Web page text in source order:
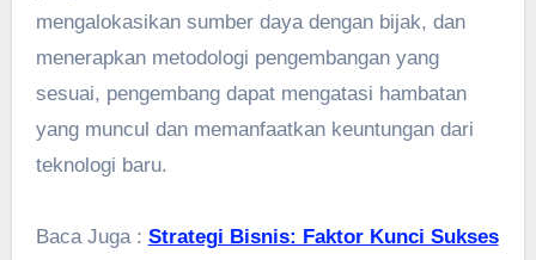
mengalokasikan sumber daya dengan bijak, dan
menerapkan metodologi pengembangan yang
sesuai, pengembang dapat mengatasi hambatan
yang muncul dan memanfaatkan keuntungan dari
teknologi baru.
Baca Juga : Strategi Bisnis: Faktor Kunci Sukses